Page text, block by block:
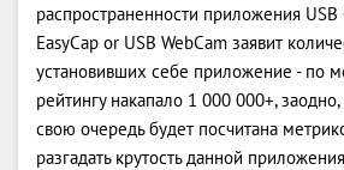
распространенности приложения USB
EasyCap or USB WebCam заявит
установивших себе приложение - по
рейтингу накапало 1 000 000+,
свою очередь будет посчитана
разгадать крутость данной